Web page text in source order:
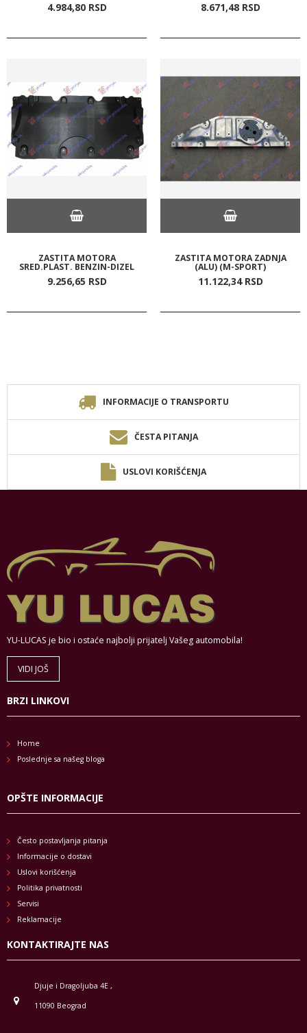
4.984,80 RSD 8.671,48 RSD
ZASTITA MOTORA
SRED.PLAST. BENZIN-DIZEL
9.256,65 RSD
ZASTITA MOTORA ZADNJA
(ALU) (M-SPORT)
11.122,34 RSD
INFORMACIJE O TRANSPORTU
ČESTA PITANJA
USLOVI KORIŠĆENJA
YU-LUCAS je bio i ostaće najbolji prijatelj Vašeg automobila!
VIDI JOŠ
BRZI LINKOVI
Home
Poslednje sa našeg bloga
OPŠTE INFORMACIJE
Često postavljanja pitanja
Informacije o dostavi
Uslovi korišćenja
Politika privatnosti
Servisi
Reklamacije
KONTAKTIRAJTE NAS
Djuje i Dragoljuba 4E ,
11090 Beograd